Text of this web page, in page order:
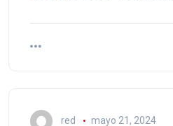
red mayo 21, 2024